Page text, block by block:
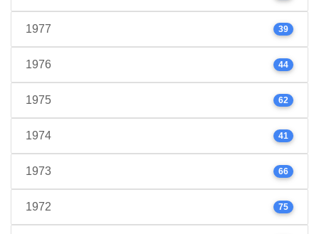
1977 39
1976 44
1975 62
1974 41
1973 66
1972 75